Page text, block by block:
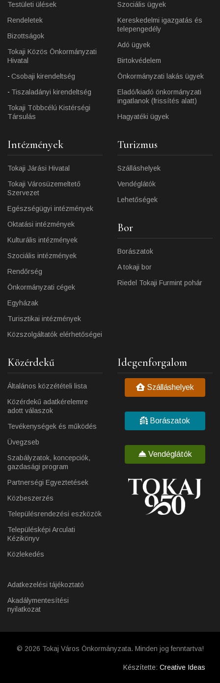
Testületi ülések
Rendeletek
Bizottságok
Tokaji Közös Önkormányzati
Hivatal
Csobaji kirendeltség
Tiszaladányi kirendeltség
Tokaji Többcélú Kistérségi
Társulás
Szociális ügyek
Kereskedelmi igazgatás és
telepengedély
Adó ügyek
Birtokvédelem
Önkormányzati lakás ügyek
Eladó/kiadó önkormányzati
ingatlanok (frissítés alatt)
Hagyatéki ügyek
Intézmények
Tokaji Járási Hivatal
Tokaji Városüzemeltető
Szervezet
Egészségügyi intézmények
Oktatási intézmények
Kulturális intézmények
Szociális intézmények
Rendőrség
Önkormányzati cégek
Egyházak
Turisztikai intézmények
Közszolgáltatók elérhetőségei
Turizmus
Szálláshelyek
Vendéglátók
Lehetőségek
Bor
Borászatok
A tokaji bor
Riedel Tokaji Furmint pohár
Közérdekű
Általános közzétételi lista
Közérdekű adatkérelemre
adott válaszok
Tevékenységek és működés
Üvegzseb
Szabályzatok, koncepciók,
gazdasági program
Partnerségi Egyeztetések
Közbeszerzés
Településrendezési eszközök
Településképi Arculati
Kézikönyv
Közlekedés
Adatkezelési tájékoztató
Akadálymentesítési
nyilatkozat
Idegenforgalom
Szálláshelyek
Borászatok
Vendéglátók
© 2026 Tokaj Város Önkormányzata. Minden jog fenntartva!
Készítette: Creative Ideas